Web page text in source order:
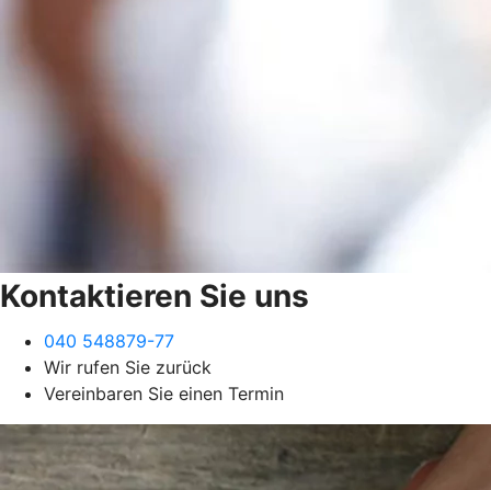
Kontaktieren Sie uns
040 548879-77
Wir rufen Sie zurück
Vereinbaren Sie einen Termin